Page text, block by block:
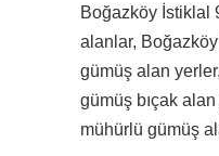
Boğazköy İstiklal
alanlar,
gümüş alan
gümüş bıçak
mühürlü gümüş